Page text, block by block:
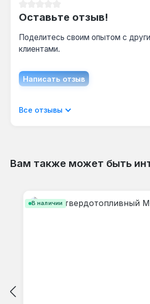
Оставьте отзыв!
Поделитесь своим опытом с
клиентами.
Написать отзыв
Отображать отзывы только на
Все отзывы
Вам также может быть
В наличии